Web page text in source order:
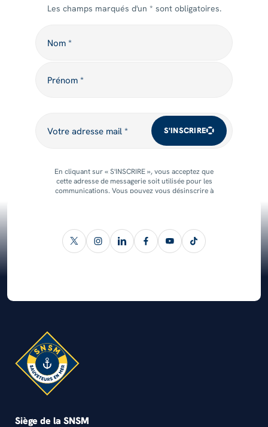
Les champs marqués d'un * sont obligatoires.
Nom *
Prénom *
Votre adresse mail * S'INSCRIRE
En cliquant sur « S'INSCRIRE », vous acceptez que
cette adresse de messagerie soit utilisée pour les
communications. Vous pouvez vous désinscrire à
Siège de la SNSM